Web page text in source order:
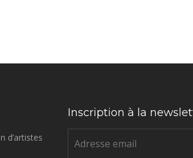
d’artistes
Inscription à la